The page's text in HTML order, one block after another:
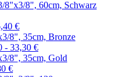
€
- 33,30 €
€